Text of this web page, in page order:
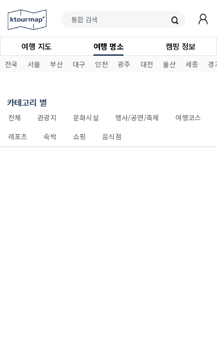
여행 지도 여행 명소 캠핑 정보
전국 서울 부산 대구 인천 광주 대전 울산 세종 경
카테고리 별
전체 관광지 문화시설 행사/공연/축제
여행코스
레포츠
숙박 쇼핑 음식점